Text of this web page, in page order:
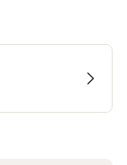
uniek
villa in een
Montana Rojo
vakantie
Binnen én
bezoek aan